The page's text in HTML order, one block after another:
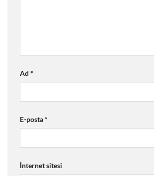
Ad *
E-posta*
İnternet sitesi